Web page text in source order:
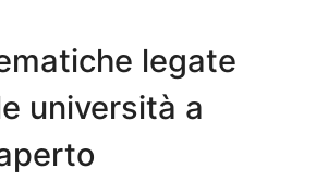
legate
università a